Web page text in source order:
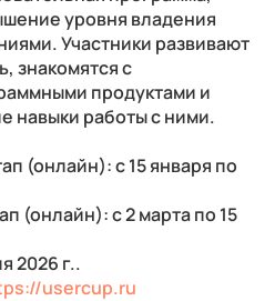
уровня владения
Участники развивают
знакомятся с
продуктами и
навыки работы с ними.
(онлайн): с 15 января по
(онлайн): с 2 марта по 15
2026 г..
usercup.ru